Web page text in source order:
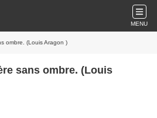
MENU
ombre. (Louis Aragon )
sans ombre. (Louis